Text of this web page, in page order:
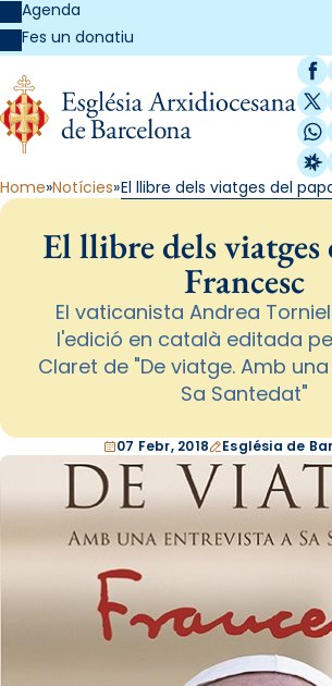
Agenda
Fes un donatiu
X /
Home Notícies El llibre dels viatges del
El llibre dels viatges
Francesc
El vaticanista Andrea
l'edició en català editada
Claret de "De viatge. Amb
Sa Santedat"
07 Febr, 2018 Església de